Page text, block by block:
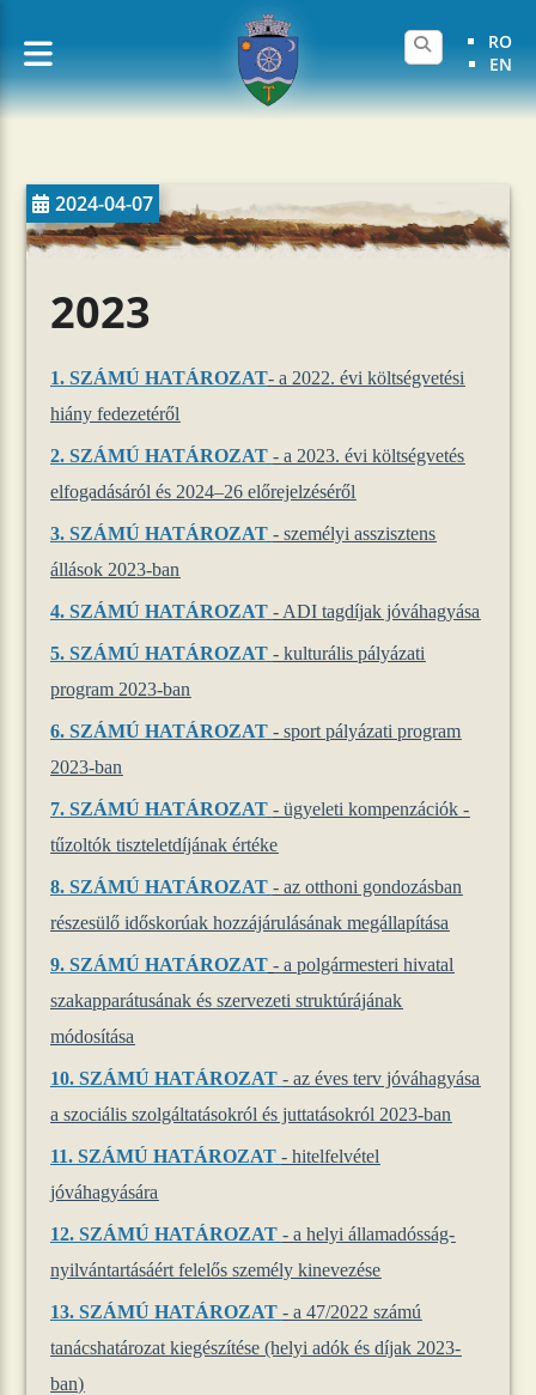
RO
EN
2024-04-07
2023
1. SZÁMÚ HATÁROZAT- a 2022. évi költségvetési
hiány fedezetéről
2.SZÁMÚ HATÁROZAT - a 2023. évi költségvetés
elfogadásáról és 2024–26 előrejelzéséről
3.SZÁMÚ HATÁROZAT - személyi asszisztens
állások 2023-ban
4.SZÁMÚ HATÁROZAT - ADI tagdíjak jóváhagyása
5.SZÁMÚ HATÁROZAT - kulturális pályázati
program 2023-ban
6.SZÁMÚ HATÁROZAT - sport pályázati program
2023-ban
7.SZÁMÚ HATÁROZAT - ügyeleti kompenzációk -
tűzoltók tiszteletdíjának értéke
8.SZÁMÚ HATÁROZAT - az otthoni gondozásban
részesülő időskorúak hozzájárulásának megállapítása
9.SZÁMÚ HATÁROZAT - a polgármesteri hivatal
szakapparátusának és szervezeti struktúrájának
módosítása
10.SZÁMÚ HATÁROZAT - az éves terv jóváhagyása
a szociális szolgáltatásokról és juttatásokról 2023-ban
11.SZÁMÚ HATÁROZAT - hitelfelvétel
jóváhagyására
12.SZÁMÚ HATÁROZAT - a helyi államadósság-
nyilvántartásáért felelős személy kinevezése
13.SZÁMÚ HATÁROZAT - a 47/2022 számú
tanácshatározat kiegészítése (helyi adók és díjak 2023-
ban)